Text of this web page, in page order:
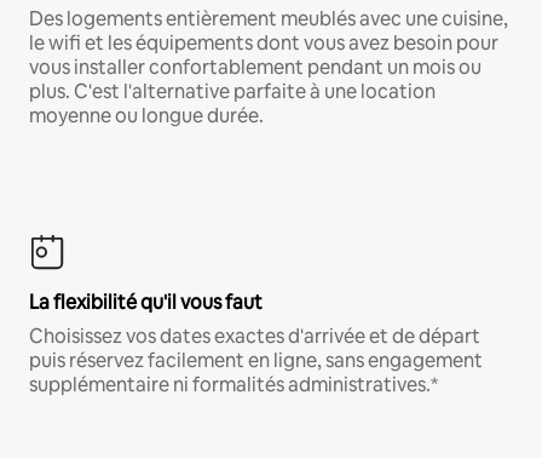
Des logements entièrement meublés avec une cuisine,
le wifi et les équipements dont vous avez besoin pour
vous installer confortablement pendant un mois ou
plus. C'est l'alternative parfaite à une location
moyenne ou longue durée.
La flexibilité qu'il vous faut
Choisissez vos dates exactes d'arrivée et de départ
puis réservez facilement en ligne, sans engagement
supplémentaire ni formalités administratives.*